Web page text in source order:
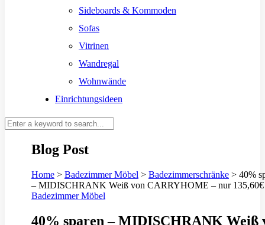
Sideboards & Kommoden
Sofas
Vitrinen
Wandregal
Wohnwände
Einrichtungsideen
Blog Post
Home > Badezimmer Möbel > Badezimmerschränke > 40%
– MIDISCHRANK Weiß von CARRYHOME – nur 135,60€
Badezimmer Möbel
40% sparen – MIDISCHRANK Weiß